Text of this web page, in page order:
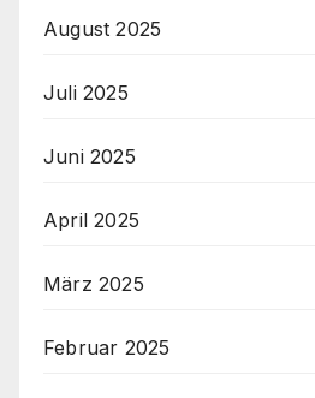
August 2025
Juli 2025
Juni 2025
April 2025
März 2025
Februar 2025